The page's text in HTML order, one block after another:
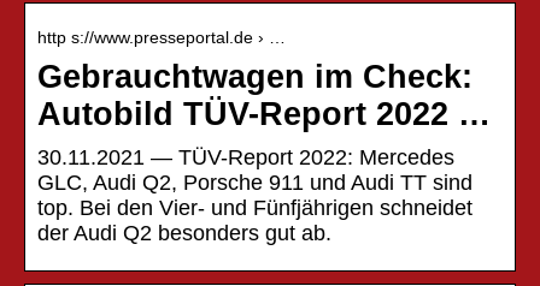
http s://www.presseportal.de › …
Gebrauchtwagen im Check:
Autobild TÜV-Report 2022 …
30.11.2021 — TÜV-Report 2022: Mercedes
GLC, Audi Q2, Porsche 911 und Audi TT sind
top. Bei den Vier- und Fünfjährigen schneidet
der Audi Q2 besonders gut ab.